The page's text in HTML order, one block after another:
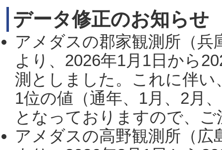
データ修正のお知らせ
アメダスの郡家観測所（
より、2026年1月1日から
測としました。これに伴い
1位の値（通年、1月、2月
となっておりますので、
アメダスの高野観測所（